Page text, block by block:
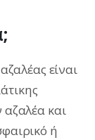
είναι
και
ή